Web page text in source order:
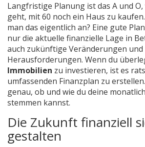
Langfristige Planung ist das A und
geht, mit 60 noch ein Haus zu
man das eigentlich an? Eine gute
nur die aktuelle finanzielle Lage in
auch zukünftige Veränderungen und
Herausforderungen. Wenn du
Immobilien zu investieren, ist es
umfassenden Finanzplan zu
genau, ob und wie du deine
stemmen kannst.
Die Zukunft finanziell
gestalten